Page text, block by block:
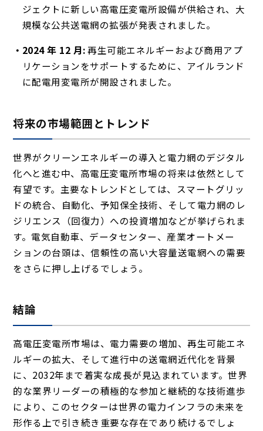
ジェクトに新しい高電圧変電所設備が供給され、大
規模な公共送電網の拡張が発表されました。
2024 年 12 月:再生可能エネルギーおよび商用アプ
リケーションをサポートするために、アイルランド
に配電用変電所が開設されました。
将来の市場範囲とトレンド
世界がクリーンエネルギーの導入と電力網のデジタル
化へと進む中、高電圧変電所市場の将来は依然として
有望です。主要なトレンドとしては、スマートグリッ
ドの統合、自動化、予知保全技術、そして電力網のレ
ジリエンス（回復力）への投資増加などが挙げられま
す。電気自動車、データセンター、産業オートメー
ションの台頭は、信頼性の高い大容量送電網への需要
をさらに押し上げるでしょう。
結論
高電圧変電所市場は、電力需要の増加、再生可能エネ
ルギーの拡大、そして進行中の送電網近代化を背景
に、2032年まで着実な成長が見込まれています。世界
的な業界リーダーの積極的な参加と継続的な技術進歩
により、このセクターは世界の電力インフラの未来を
形作る上で引き続き重要な存在であり続けるでしょ